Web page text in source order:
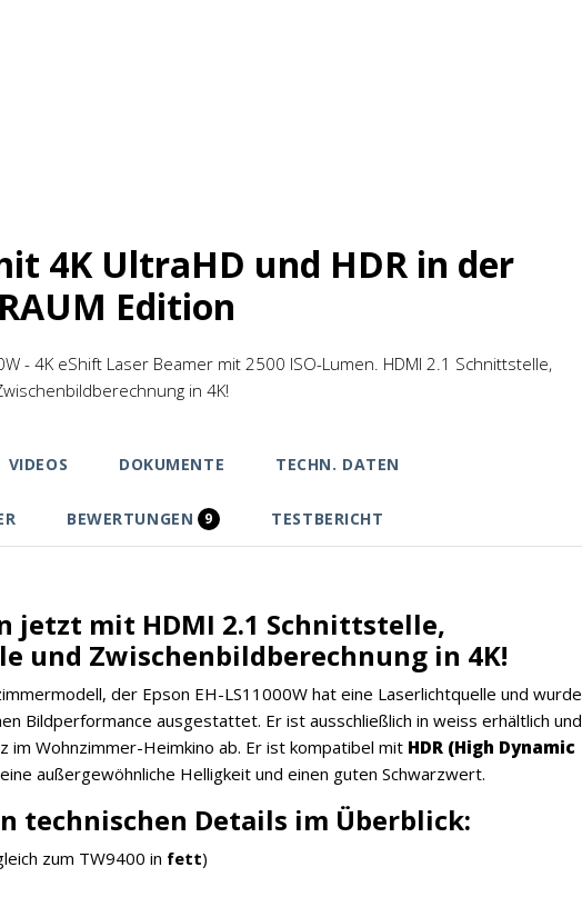
4K UltraHD und HDR in der
Edition
- 4K eShift Laser Beamer mit 2500 ISO-Lumen. HDMI 2.1 Schnittstelle,
in 4K!
VIDEOS DOKUMENTE TECHN. DATEN
BEWERTUNGEN 9 TESTBERICHT
jetzt mit HDMI 2.1 Schnittstelle,
und Zwischenbildberechnung in 4K!
der Epson EH-LS11000W hat eine Laserlichtquelle und wurde
Bildperformance ausgestattet. Er ist ausschließlich in weiss erhältlich und
im Wohnzimmer-Heimkino ab. Er ist kompatibel mit HDR (High Dynamic
außergewöhnliche Helligkeit und einen guten Schwarzwert.
technischen Details im Überblick:
zum TW9400 in fett)